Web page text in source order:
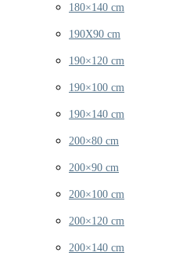
180×140 cm
190X90 cm
190×120 cm
190×100 cm
190×140 cm
200×80 cm
200×90 cm
200×100 cm
200×120 cm
200×140 cm